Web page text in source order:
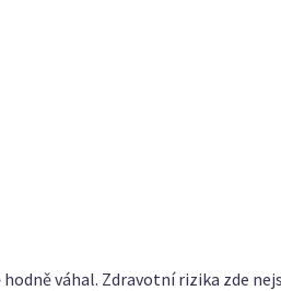
váhal. Zdravotní rizika zde